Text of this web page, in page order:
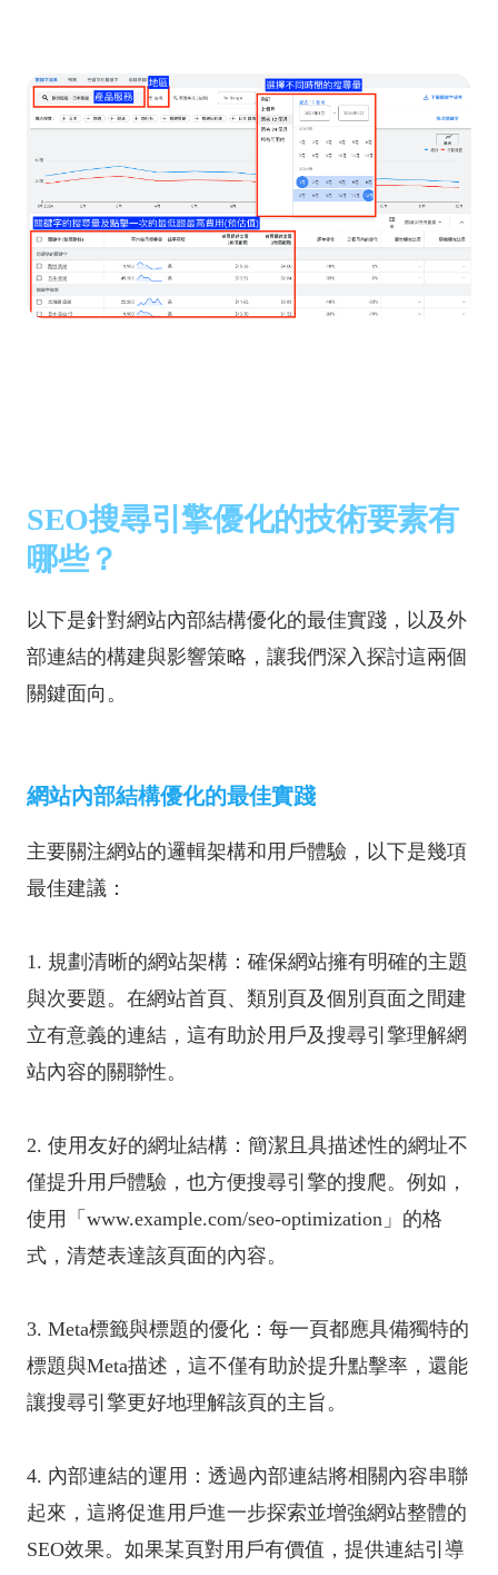
SEO搜尋引擎優化的技術要素有
哪些？
以下是針對網站內部結構優化的最佳實踐，以及外
部連結的構建與影響策略，讓我們深入探討這兩個
關鍵面向。
網站內部結構優化的最佳實踐
主要關注網站的邏輯架構和用戶體驗，以下是幾項
最佳建議：
1. 規劃清晰的網站架構：確保網站擁有明確的主題
與次要題。在網站首頁、類別頁及個別頁面之間建
立有意義的連結，這有助於用戶及搜尋引擎理解網
站內容的關聯性。
2. 使用友好的網址結構：簡潔且具描述性的網址不
僅提升用戶體驗，也方便搜尋引擎的搜爬。例如，
使用「www.example.com/seo-optimization」的格
式，清楚表達該頁面的內容。
3. Meta標籤與標題的優化：每一頁都應具備獨特的
標題與Meta描述，這不僅有助於提升點擊率，還能
讓搜尋引擎更好地理解該頁的主旨。
4. 內部連結的運用：透過內部連結將相關內容串聯
起來，這將促進用戶進一步探索並增強網站整體的
SEO效果。如果某頁對用戶有價值，提供連結引導